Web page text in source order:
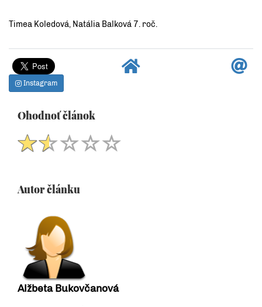
Timea Koledová, Natália Balková 7. roč.
Instagram
Ohodnoť článok
Autor článku
Alžbeta Bukovčanová